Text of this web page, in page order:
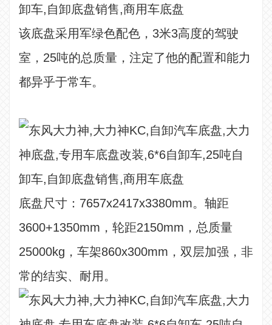
该底盘采用军绿色配色，3米3高度的驾驶
室，25吨的总质量，注定了他的配置和能力
都异乎于常车。
底盘尺寸：7657x2417x3380mm。轴距
3600+1350mm，轮距2150mm，总质量
25000kg，车架860x300mm，双层加强，非
常的结实、耐用。